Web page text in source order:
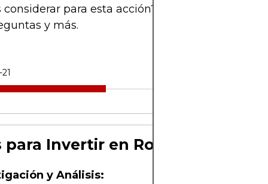
considerar para esta acción? Este artículo
y más.
para Invertir en Royal Dutch
y Análisis: